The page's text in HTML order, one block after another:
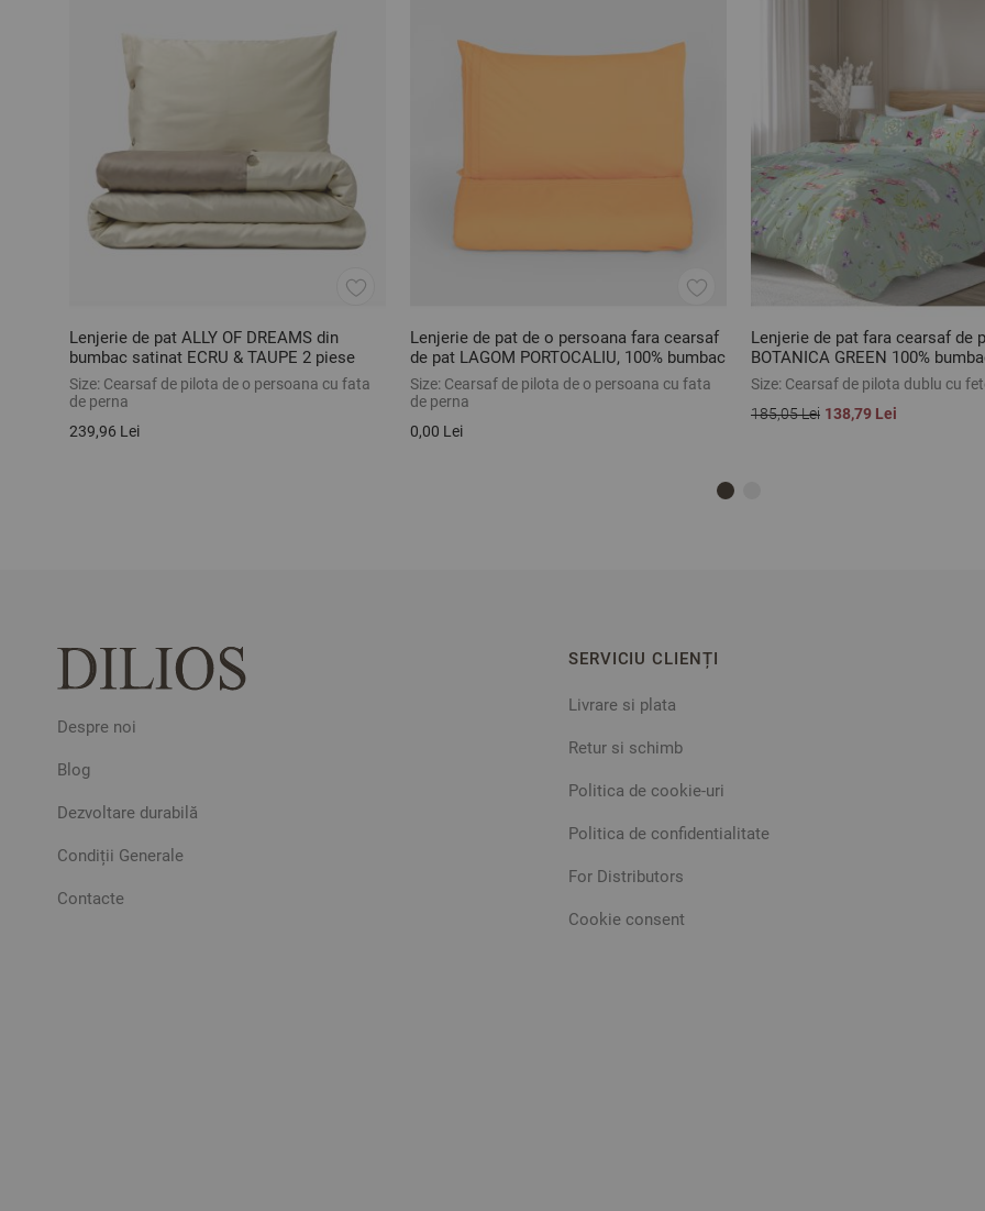
Lenjerie de pat ALLY OF DREAMS din
bumbac satinat ECRU & TAUPE 2 piese
Size: Cearsaf de pilota de o persoana cu fata
de perna
239,96 Lei
Lenjerie de pat de o persoana fara cearsaf
de pat LAGOM PORTOCALIU, 100% bumbac
ranforce, 2 piese
Size: Cearsaf de pilota de o persoana cu fata
de perna
0,00 Lei
Lenjerie de pat fara cearsaf de
BOTANICA GREEN 100%
3 piese
Size: Cearsaf de pilota dublu cu
185,05 Lei 138,79 Lei
Despre noi
Blog
Dezvoltare durabilă
Condiții Generale
Contacte
SERVICIU CLIENȚI
Livrare si plata
Retur si schimb
Politica de cookie-uri
Politica de confidentialitate
For Distributors
Cookie consent